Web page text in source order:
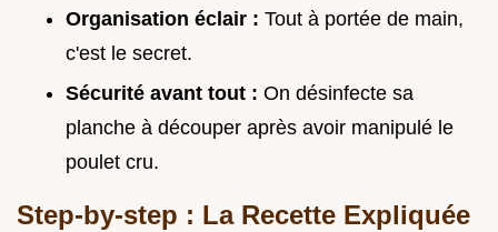
Organisation éclair : Tout à portée de main,
c'est le secret.
Sécurité avant tout : On désinfecte sa
planche à découper après avoir manipulé le
poulet cru.
Step-by-step : La Recette Expliquée